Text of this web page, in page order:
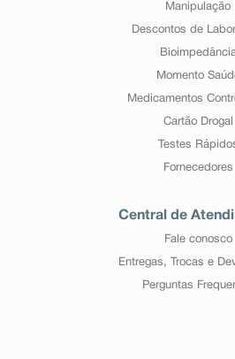
Manipulação
Descontos de
Momento
Medicamentos
Cartão Drogal
Testes
Fornecedores
Central de
Fale conosco
Entregas, Trocas e
Perguntas